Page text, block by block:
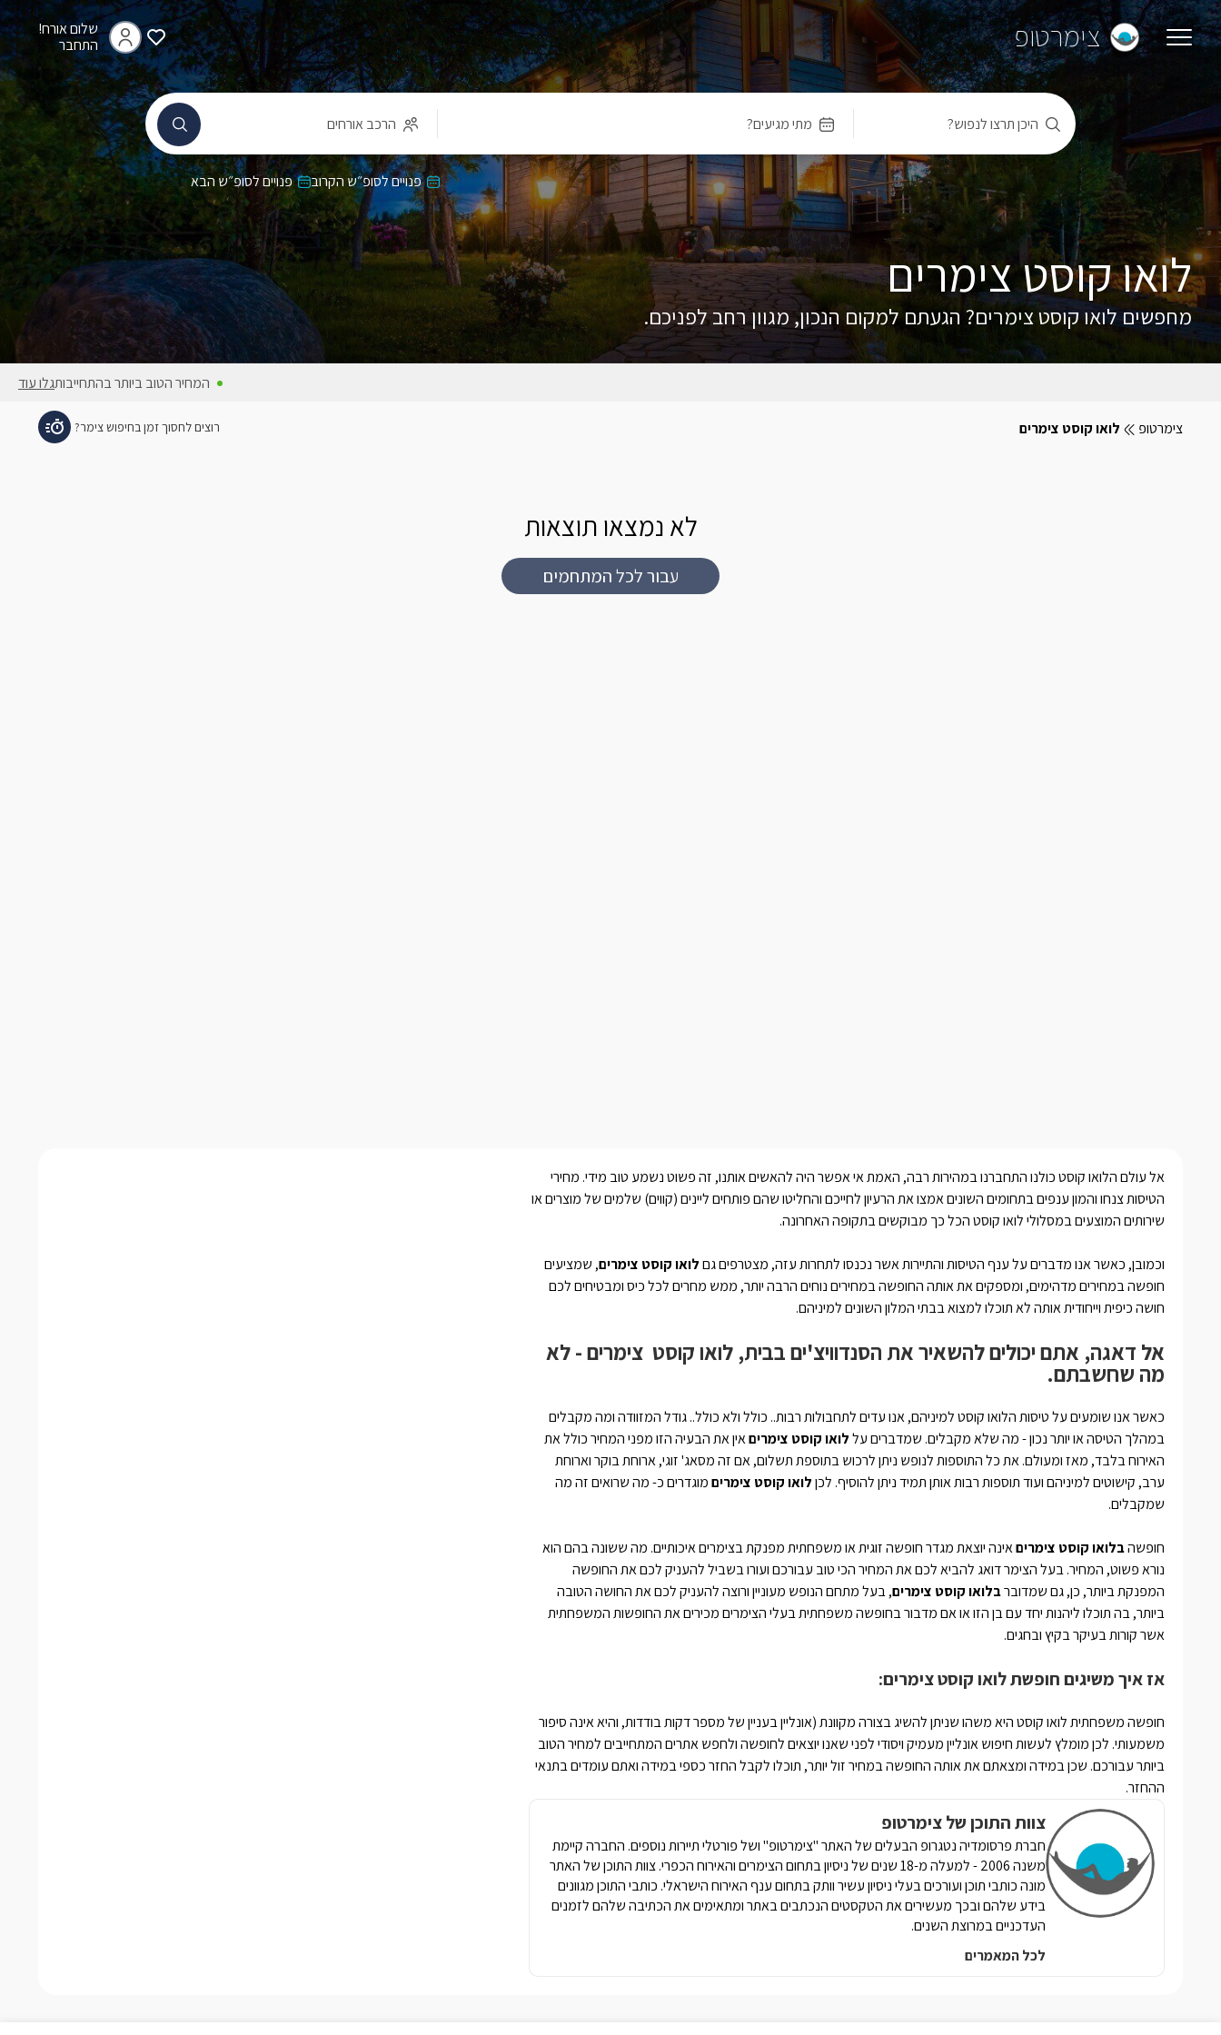
צימרטופ
שלום אורח!
התחבר
היכן תרצו לנפוש? מתי מגיעים? הרכב אורחים
לואו קוסט צימרים
מחפשים לואו קוסט צימרים? הגעתם למקום הנכון, מגוון רחב לפניכם.
פנויים לסופ״ש הקרוב פנויים לסופ״ש הבא
המחיר הטוב ביותר בהתחייבותגלו עוד
צימרטופ לואו קוסט צימרים
לא נמצאו תוצאות
עבור לכל המתחמים
אל עולם הלואו קוסט כולנו התחברנו במהירות רבה, האמת אי אפשר היה להאשים אותנו, זה פשוט נשמע טוב מידי. מחירי
הטיסות צנחו והמון ענפים בתחומים השונים אמצו את הרעיון לחייכם והחליטו שהם פותחים ליינים (קווים) שלמים של מוצרים או
שירותים המוצעים במסלולי לואו קוסט הכל כך מבוקשים בתקופה האחרונה.
וכמובן, כאשר אנו מדברים על ענף הטיסות והתיירות אשר נכנסו לתחרות עזה, מצטרפים גםלואו קוסט צימרים, שמציעים
חופשה במחירים מדהימים, ומספקים את אותה החופשה במחירים נוחים הרבה יותר, ממש מחרים לכל כיס ומבטיחים לכם
חושה כיפית וייחודית אותה לא תוכלו למצוא בבתי המלון השונים למיניהם.
אל דאגה, אתם יכולים להשאיר את הסנדוויצ'ים בבית, לואו קוסט צימרים - לא
מה שחשבתם.
כאשר אנו שומעים על טיסות הלואו קוסט למיניהם, אנו עדים לתחבולות רבות.. כולל ולא כולל.. גודל המזוודה ומה מקבלים
במהלך הטיסה או יותר נכון - מה שלא מקבלים. שמדברים עללואו קוסט צימריםאין את הבעיה הזו מפני המחיר כולל את
האירוח בלבד, מאז ומעולם. את כל התוספות לנופש ניתן לרכוש בתוספת תשלום, אם זה מסאג' זוגי, ארוחת בוקר וארוחת
ערב, קישוטים למיניהם ועוד תוספות רבות אותן תמיד ניתן להוסיף. לכןלואו קוסט צימריםמוגדרים כ- מה שרואים זה מה
שמקבלים.
חופשהבלואו קוסט צימריםאינה יוצאת מגדר חופשה זוגית או משפחתית מפנקת בצימרים איכותיים. מה ששונה בהם הוא
נורא פשוט, המחיר. בעל הצימר דואג להביא לכם את המחיר הכי טוב עבורכם ועורו בשביל להעניק לכם את החופשה
המפנקת ביותר, כן, גם שמדוברבלואו קוסט צימרים, בעל מתחם הנופש מעוניין ורוצה להעניק לכם את החושה הטובה
ביותר, בה תוכלו ליהנות יחד עם בן הזו או אם מדבור בחופשה משפחתית בעלי הצימרים מכירים את החופשות המשפחתית
אשר קורות בעיקר בקיץ ובחגים.
אז איך משיגים חופשת לואו קוסט צימרים:
חופשה משפחתית לואו קוסט היא משהו שניתן להשיג בצורה מקוונת (אונליין בעניין של מספר דקות בודדות, והיא אינה סיפור
משמעותי. לכן מומלץ לעשות חיפוש אונליין מעמיק ויסודי לפני שאנו יוצאים לחופשה ולחפש אתרים המתחייבים למחיר הטוב
ביותר עבורכם. שכן במידה ומצאתם את אותה החופשה במחיר זול יותר, תוכלו לקבל החזר כספי במידה ואתם עומדים בתנאי
ההחזר.
צוות התוכן של צימרטופ
חברת פרסומדיה נטגרופ הבעלים של האתר "צימרטופ" ושל פורטלי תיירות נוספים. החברה קיימת
משנה 2006 - למעלה מ-18 שנים של ניסיון בתחום הצימרים והאירוח הכפרי. צוות התוכן של האתר
מונה כותבי תוכן ועורכים בעלי ניסיון עשיר וותק בתחום ענף האירוח הישראלי. כותבי התוכן מגוונים
בידע שלהם ובכך מעשירים את הטקסטים הנכתבים באתר ומתאימים את הכתיבה שלהם לזמנים
העדכניים במרוצת השנים.
לכל המאמרים